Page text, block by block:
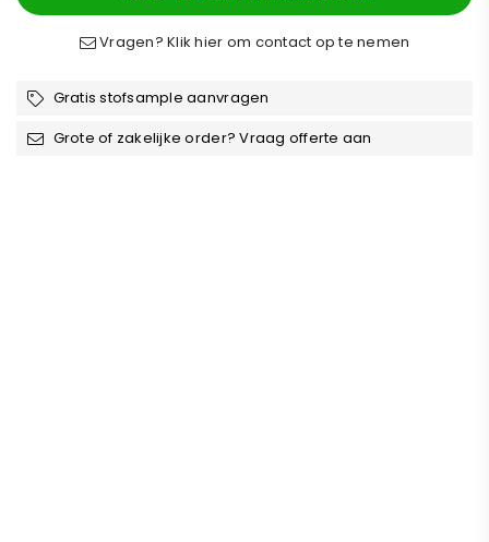
Vragen? Klik hier om contact op te nemen
Gratis stofsample aanvragen
Grote of zakelijke order? Vraag offerte aan